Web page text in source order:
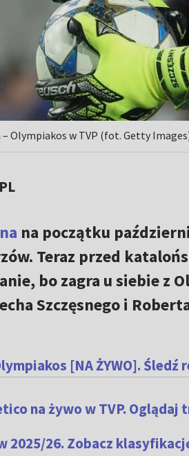
– Olympiakos w TVP (fot. Getty
na początku
Teraz przed
bo zagra u siebie z
Szczęsnego i
[NA ŻYWO]. Śledź
na żywo w TVP. Oglądaj
2025/26. Zobacz